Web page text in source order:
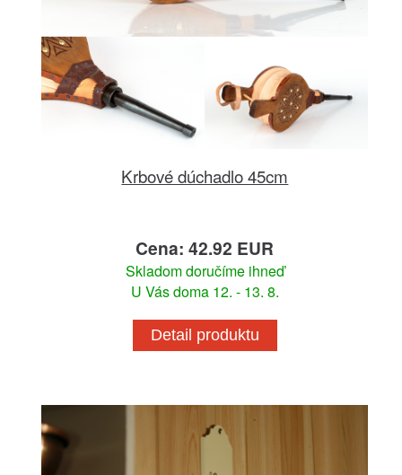
Krbové dúchadlo 45cm
Cena: 42.92 EUR
Skladom doručíme ihneď
U Vás doma 12. - 13. 8.
Detail produktu